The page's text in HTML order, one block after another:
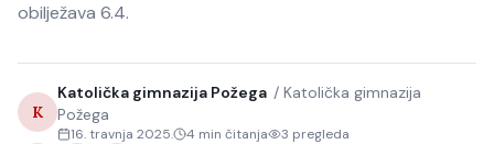
Život
Kultura
Sport
obilježava 6.4.
K
Katolička gimnazija Požega / Katolička gimnazija
Požega
16. travnja 2025. 4 min čitanja 3 pregleda